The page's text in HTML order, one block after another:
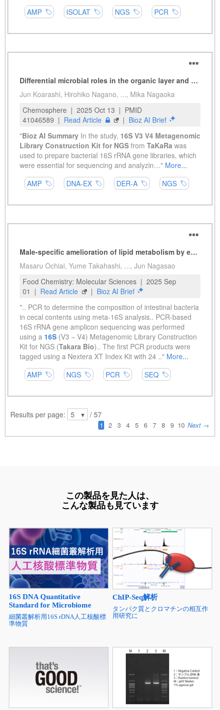
この製品を見た人は、
こんな製品も見ています
16S DNA Quantitative
Standard for Microbiome
細菌叢解析用16S rDNA人工核酸標
準物質
ChIP-Seq解析
タンパク質とクロマチンの相互作
用研究に